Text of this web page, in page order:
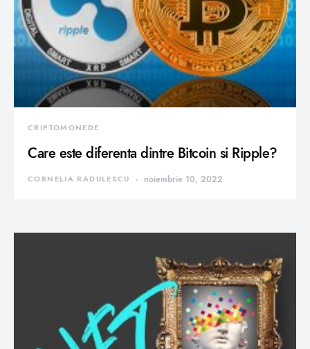
CRIPTOMONEDE
Care este diferenta dintre Bitcoin si Ripple?
CORNELIA RADULESCU noiembrie 10, 2022